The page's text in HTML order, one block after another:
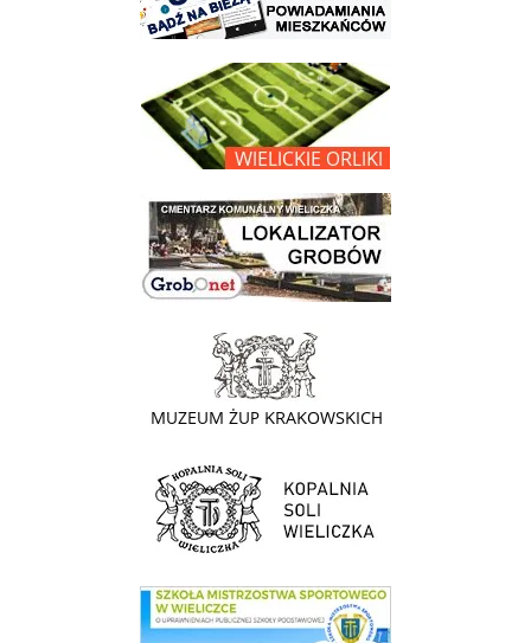
link do opisu projektu Wielickie Orliki
link do lokalizatora grobów na wielickim cmentarzu - grobnet
link do strony - Muzeum Żup Krakowskich Wieliczka
link do strony Kopalni Soli Wieliczka
link do SMS Wieliczka